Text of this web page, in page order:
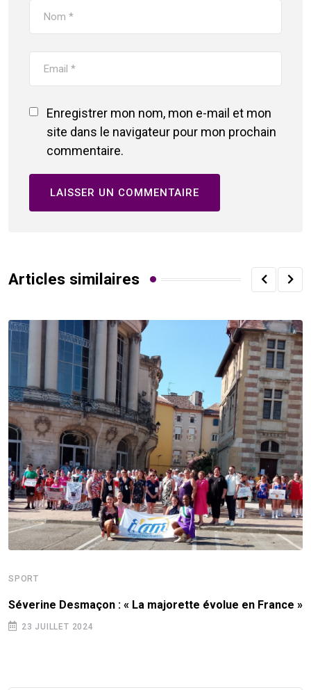
Enregistrer mon nom, mon e-mail et mon
site dans le navigateur pour mon prochain
commentaire.
Articles similaires
SPORT
Séverine Desmaçon : « La majorette évolue en France »
23 JUILLET 2024